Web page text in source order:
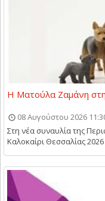
Η Ματούλα Ζαμάνη
08 Αυγούστου 2026
Στη νέα συναυλία της
Καλοκαίρι Θεσσαλίας 2026